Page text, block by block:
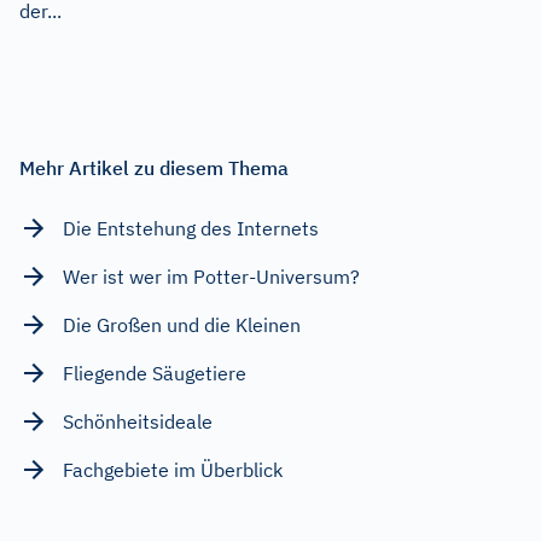
der...
Mehr Artikel zu diesem Thema
Die Entstehung des Internets
Wer ist wer im Potter-Universum?
Die Großen und die Kleinen
Fliegende Säugetiere
Schönheitsideale
Fachgebiete im Überblick